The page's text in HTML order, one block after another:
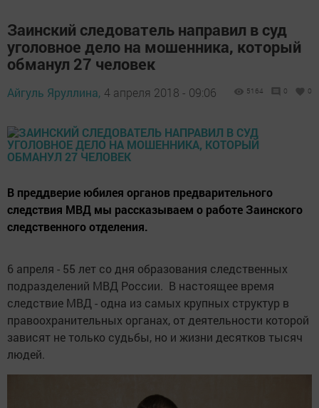
Заинский следователь направил в суд
уголовное дело на мошенника, который
обманул 27 человек
Айгуль Яруллина, 4 апреля 2018 - 09:06 5164 0 0
В преддверие юбилея органов предварительного
следствия МВД мы рассказываем о работе Заинского
следственного отделения.
6 апреля - 55 лет со дня образования следственных
подразделений МВД России. В настоящее время
следствие МВД - одна из самых крупных структур в
правоохранительных органах, от деятельности которой
зависят не только судьбы, но и жизни десятков тысяч
людей.